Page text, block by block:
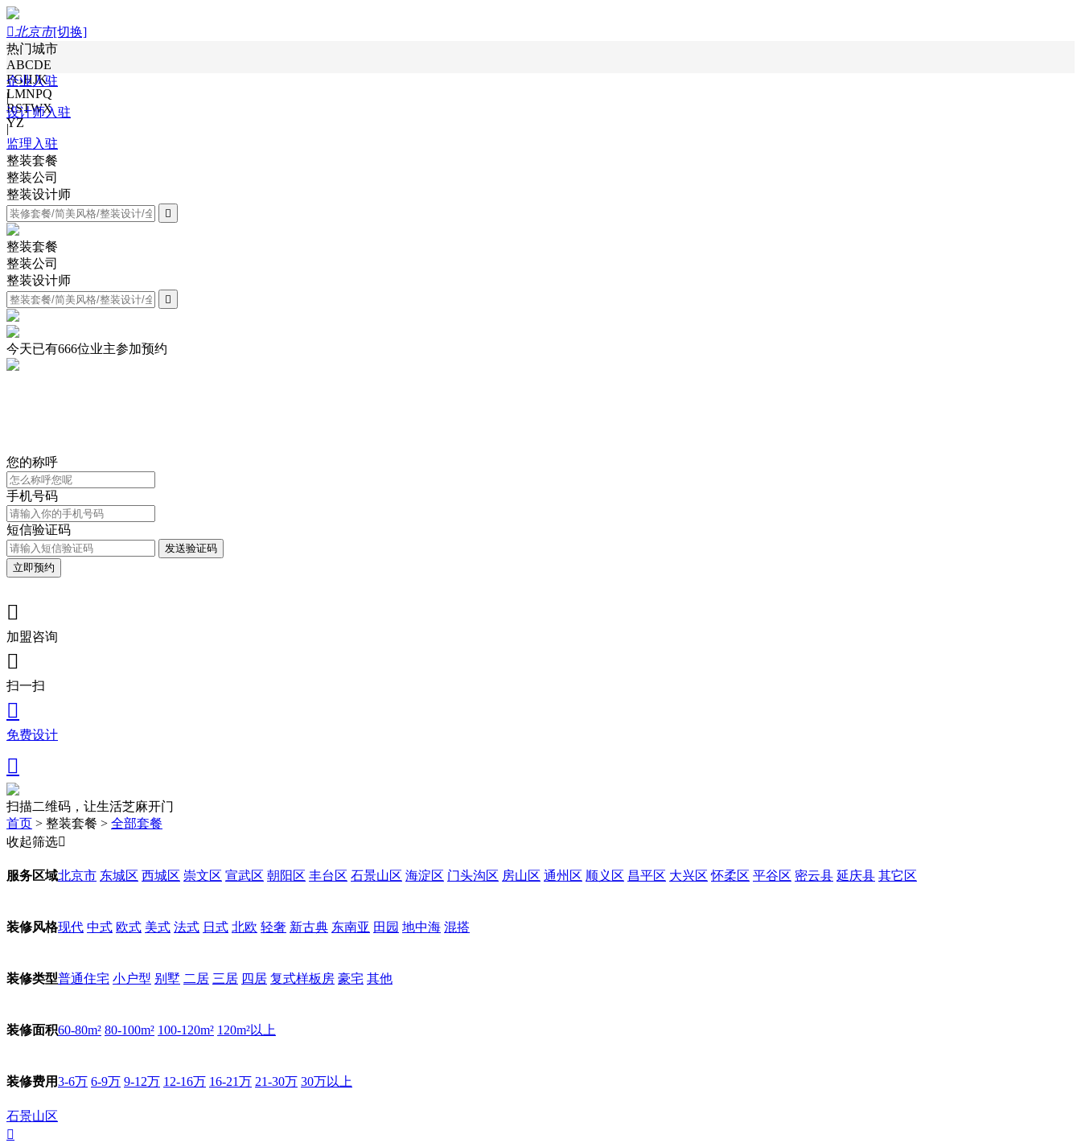
 北京市[切换]
热门城市
ABCDE
FGHJK
LMNPQ
RSTWX
YZ
企业入驻
|
设计师入驻
|
监理入驻
整装套餐
整装公司
整装设计师

整装套餐
整装公司
整装设计师

今天已有666位业主参加预约
您的称呼
手机号码
短信验证码
发送验证码
立即预约

加盟咨询

扫一扫

免费设计

扫描二维码，让生活芝麻开门
首页 > 整装套餐 > 全部套餐
收起筛选
服务区域北京市 东城区 西城区 崇文区 宣武区 朝阳区 丰台区 石景山区 海淀区 门头沟区 房山区 通州区 顺义区 昌平区 大兴区 怀柔区 平谷区 密云县 延庆县 其它区
装修风格现代 中式 欧式 美式 法式 日式 北欧 轻奢 新古典 东南亚 田园 地中海 混搭
装修类型普通住宅 小户型 别墅 二居 三居 四居 复式样板房 豪宅 其他
装修面积60-80m² 80-100m² 100-120m² 120m²以上
装修费用3-6万 6-9万 9-12万 12-16万 16-21万 21-30万 30万以上
石景山区
